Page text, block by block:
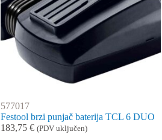
577017
Festool brzi punjač baterija TCL 6 DUO
183,75€ (PDV uključen)